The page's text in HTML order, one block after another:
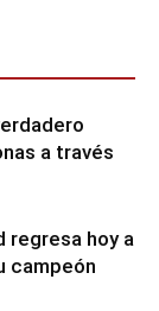
a través
regresa hoy a
campeón